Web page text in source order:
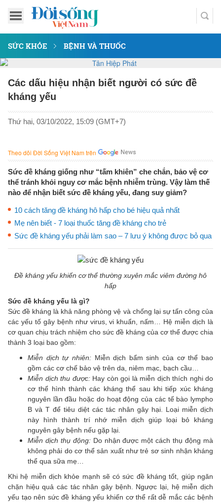
SỨC KHỎE BỆNH VÀ THUỐC
Các dấu hiệu nhận biết người có sức đề
kháng yếu
Thứ hai, 03/10/2022, 15:09 (GMT+7)
Theo dõi Đời Sống Việt Nam trên
Sức đề kháng giống như “tấm khiên” che chắn, bảo vệ cơ
thể tránh khỏi nguy cơ mắc bệnh nhiễm trùng. Vậy làm thế
nào để nhận biết sức đề kháng yếu, đang suy giảm?
10 cách tăng đề kháng hô hấp cho bé hiệu quả nhất
Mẹ nên biết - 7 loại thuốc tăng đề kháng cho trẻ
Sức đề kháng yếu phải làm sao – 7 lưu ý không được bỏ qua
Đề kháng yếu khiến cơ thể thường xuyên mắc viêm đường hô
hấp
Sức đề kháng yếu là gì?
Sức đề kháng là khả năng phòng vệ và chống lại sự tấn công của
các yếu tố gây bệnh như virus, vi khuẩn, nấm… Hệ miễn dịch là
cơ quan chịu trách nhiệm cho sức đề kháng của cơ thể được chia
thành 3 loại bao gồm:
Miễn dịch tự nhiên:Miễn dịch bẩm sinh của cơ thể bao
gồm các cơ chế bảo vệ trên da, niêm mạc, bạch cầu…
Miễn dịch thu được:Hay còn gọi là miễn dịch thích nghi do
cơ thể hình thành các kháng thể sau khi tiếp xúc kháng
nguyên lần đầu hoặc do hoạt động của các tế bào lympho
B và T để tiêu diệt các tác nhân gây hại. Loại miễn dịch
này hình thành trí nhớ miễn dịch giúp loại bỏ kháng
nguyên gây bệnh nếu gặp lại.
Miễn dịch thụ động:Do nhận được một cách thụ động mà
không phải do cơ thể sản xuất như trẻ sơ sinh nhận kháng
thể qua sữa mẹ…
Khi hệ miễn dịch khỏe mạnh sẽ có sức đề kháng tốt, giúp ngăn
chặn hiệu quả các tác nhân gây bệnh. Ngược lại, hệ miễn dịch
yếu tạo nên sức đề kháng yếu khiến cơ thể rất dễ mắc các bệnh